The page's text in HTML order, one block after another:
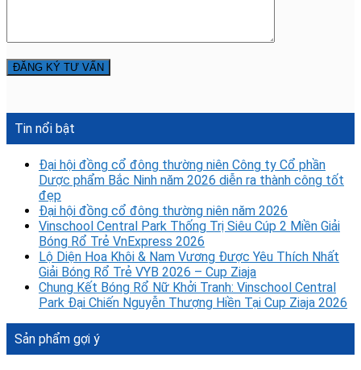
Tin nổi bật
Đại hội đồng cổ đông thường niên Công ty Cổ phần
Dược phẩm Bắc Ninh năm 2026 diễn ra thành công tốt
đẹp
Đại hội đồng cổ đông thường niên năm 2026
Vinschool Central Park Thống Trị Siêu Cúp 2 Miền Giải
Bóng Rổ Trẻ VnExpress 2026
Lộ Diện Hoa Khôi & Nam Vương Được Yêu Thích Nhất
Giải Bóng Rổ Trẻ VYB 2026 – Cup Ziaja
Chung Kết Bóng Rổ Nữ Khởi Tranh: Vinschool Central
Park Đại Chiến Nguyễn Thượng Hiền Tại Cup Ziaja 2026
Sản phẩm gợi ý